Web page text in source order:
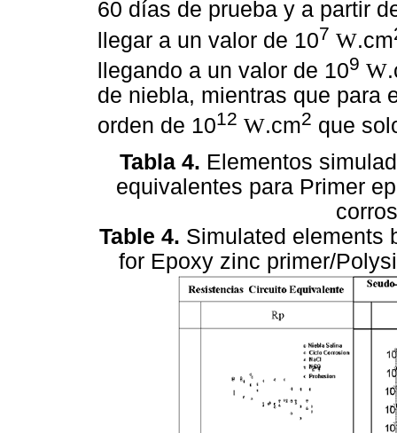
60 días de prueba y a partir
llegar a un valor de 107 W.cm
llegando a un valor de 109 W
de niebla, mientras que para
orden de 1012 W.cm2 que
Tabla 4. Elementos
equivalentes para Primer
Table 4. Simulated elements
for Epoxy zinc primer/